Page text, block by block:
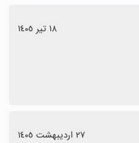
١٨ تیر ١٤٠٥
٢٧ اردیبهشت ١٤٠٥